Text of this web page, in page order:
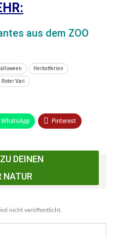
aus dem ZOO
Herbstferien
Roter Vari
WhatsApp Pinterest
DEINEN
NATUR
nicht veröffentlicht.